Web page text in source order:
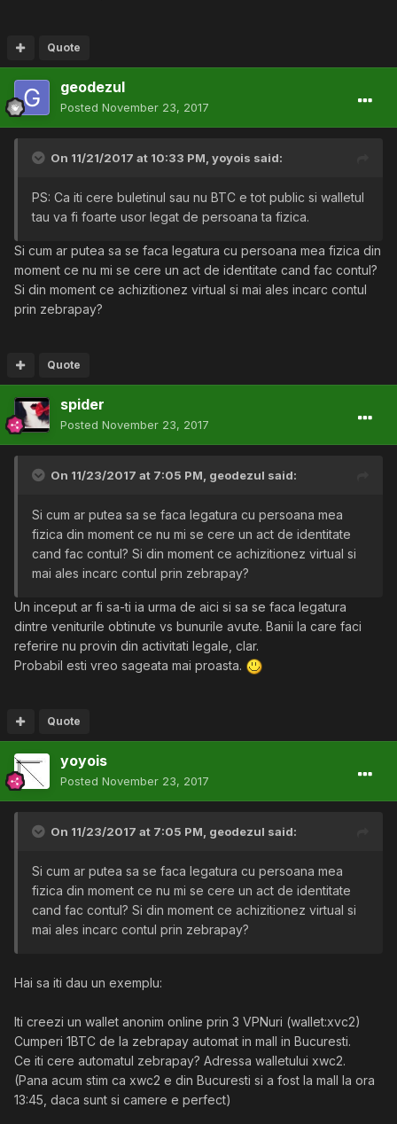
Quote
geodezul
Posted November 23, 2017
On 11/21/2017 at 10:33 PM, yoyois said:
PS: Ca iti cere buletinul sau nu BTC e tot public si walletul
tau va fi foarte usor legat de persoana ta fizica.
Si cum ar putea sa se faca legatura cu persoana mea fizica din
moment ce nu mi se cere un act de identitate cand fac contul?
Si din moment ce achizitionez virtual si mai ales incarc contul
prin zebrapay?
Quote
spider
Posted November 23, 2017
On 11/23/2017 at 7:05 PM, geodezul said:
Si cum ar putea sa se faca legatura cu persoana mea
fizica din moment ce nu mi se cere un act de identitate
cand fac contul? Si din moment ce achizitionez virtual si
mai ales incarc contul prin zebrapay?
Un inceput ar fi sa-ti ia urma de aici si sa se faca legatura
dintre veniturile obtinute vs bunurile avute. Banii la care faci
referire nu provin din activitati legale, clar.
Probabil esti vreo sageata mai proasta.
Quote
yoyois
Posted November 23, 2017
On 11/23/2017 at 7:05 PM, geodezul said:
Si cum ar putea sa se faca legatura cu persoana mea
fizica din moment ce nu mi se cere un act de identitate
cand fac contul? Si din moment ce achizitionez virtual si
mai ales incarc contul prin zebrapay?
Hai sa iti dau un exemplu:
Iti creezi un wallet anonim online prin 3 VPNuri (wallet:xvc2)
Cumperi 1BTC de la zebrapay automat in mall in Bucuresti.
Ce iti cere automatul zebrapay? Adressa walletului xwc2.
(Pana acum stim ca xwc2 e din Bucuresti si a fost la mall la ora
13:45, daca sunt si camere e perfect)